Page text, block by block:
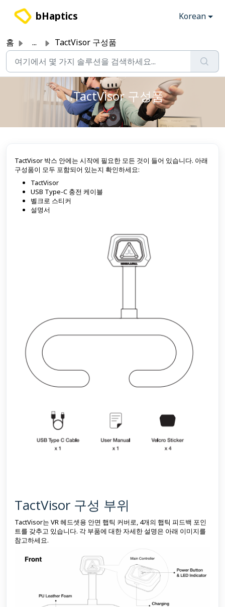
bHaptics Korean
홈 ... TactVisor 구성품
TactVisor 구성품
TactVisor 박스 안에는 시작에 필요한 모든 것이 들어 있습니다. 아래
구성품이 모두 포함되어 있는지 확인하세요:
TactVisor
USB Type-C 충전 케이블
벨크로 스티커
설명서
TactVisor 구성 부위
TactVisor는 VR 헤드셋용 안면 햅틱 커버로, 4개의 햅틱 피드백 포인
트를 갖추고 있습니다. 각 부품에 대한 자세한 설명은 아래 이미지를
참고하세요.